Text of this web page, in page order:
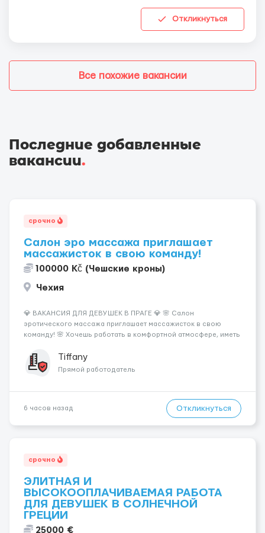
Откликнуться
Все похожие вакансии
Последние добавленные
вакансии.
срочно
Салон эро массажа приглашает
массажисток в свою команду!
100000 Kč (Чешские кроны)
Чехия
💎 ВАКАНСИЯ ДЛЯ ДЕВУШЕК В ПРАГЕ 💎 🌸 Салон
эротического массажа приглашает массажисток в свою
команду! 🌸 Хочешь работать в комфортной атмосфере, иметь
Тогда мы ждём именно тебя! 💆‍♀️✨ 💰 ЧТО МЫ ПРЕДЛАГАЕМ: 🔥
Доход от 4 000 €...
Tiffany
Прямой работодатель
6 часов назад Откликнуться
срочно
ЭЛИТНАЯ И
ВЫСОКООПЛАЧИВАЕМАЯ РАБОТА
ДЛЯ ДЕВУШЕК В СОЛНЕЧНОЙ
ГРЕЦИИ
25000 €